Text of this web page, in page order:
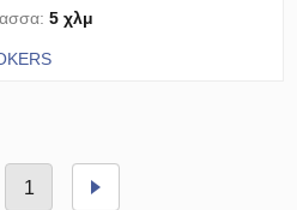
5 χλμ
1